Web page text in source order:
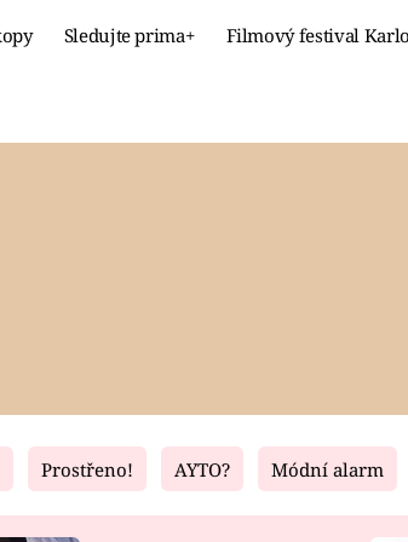
Sledujte prima+ Filmový festival
Living
Prostřeno! AYTO? Módní alarm